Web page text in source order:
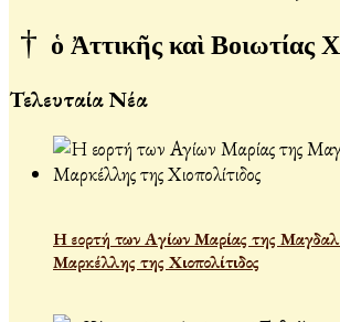
† ὁ Ἀττικῆς καὶ Βοιωτίας
Τελευταία Νέα
Η εορτή των Αγίων Μαρίας της
Μαρκέλλης της Χιοπολίτιδος